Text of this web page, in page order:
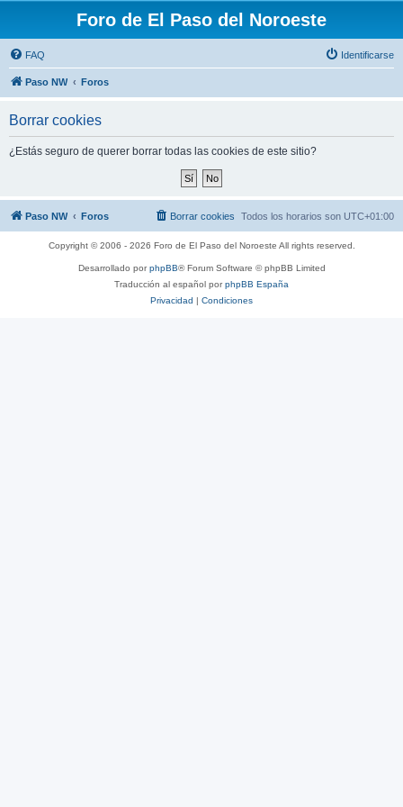
Foro de El Paso del Noroeste
FAQ Identificarse
Paso NW Foros
Borrar cookies
¿Estás seguro de querer borrar todas las cookies de este sitio?
Paso NW Foros Todos los horarios son UTC+01:00
Borrar cookies
Copyright © 2006 - 2026 Foro de El Paso del Noroeste All rights reserved.
Desarrollado porphpBB® Forum Software © phpBB Limited
Traducción al español porphpBB España
Privacidad | Condiciones